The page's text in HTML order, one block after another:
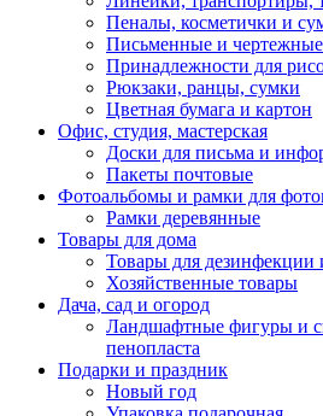
Пеналы, косметички и
Письменные и
Принадлежности для
Рюкзаки, ранцы, сумки
Цветная бумага и картон
Офис, студия, мастерская
Доски для письма и
Пакеты почтовые
Фотоальбомы и рамки для
Рамки деревянные
Товары для дома
Товары для дезинфекции
Хозяйственные товары
Дача, сад и огород
Ландшафтные фигуры и
пенопласта
Подарки и праздник
Новый год